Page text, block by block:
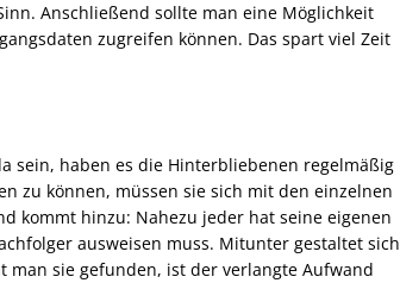
Anschließend sollte man eine Möglichkeit
zugreifen können. Das spart viel Zeit
sein, haben es die Hinterbliebenen regelmäßig
zu können, müssen sie sich mit den einzelnen
kommt hinzu: Nahezu jeder hat seine eigenen
ausweisen muss. Mitunter gestaltet sich
man sie gefunden, ist der verlangte Aufwand